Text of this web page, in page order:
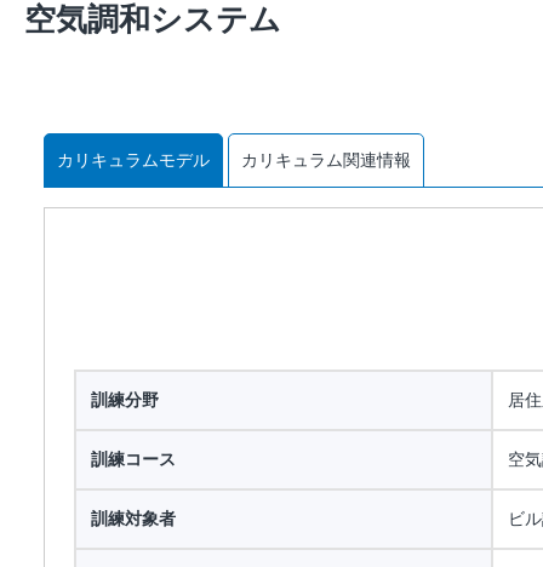
空気調和システム
カリキュラムモデル カリキュラム関連情報
訓練分野 居
訓練コース 空
訓練対象者 ビ